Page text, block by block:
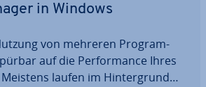
in Windows
von mehreren Pro­gram­
auf die Per­for­mance Ihres
laufen im Hin­ter­grund